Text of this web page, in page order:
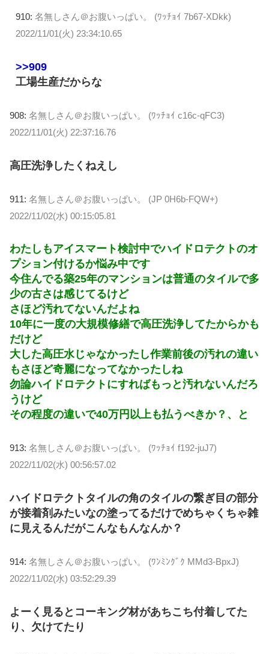
910: 名無しさん＠お腹いっぱい。 (ﾜｯﾁｮｲ 7b67-XDkk)
2022/11/01(火) 23:34:10.65
>>909
工場生産だからな
908: 名無しさん＠お腹いっぱい。 (ﾜｯﾁｮｲ c16c-qFC3)
2022/11/01(火) 22:37:16.76
高圧洗浄したくねえし
911: 名無しさん＠お腹いっぱい。 (JP 0H6b-FQW+)
2022/11/02(水) 00:15:05.81
わたしもアイスマート検討中でハイドロテクトのオ
プション付けるか悩み中です
今住んでる築25年のマンションは普通のタイルで多
少の古さは感じてるけど
さほど汚れてないんだよね
10年に一度の大規模修繕で高圧洗浄してたからかも
だけど
大した高圧水じゃなかったし作業前後の汚れの違い
もさほど奇麗になってなかったしね
勿論ハイドロテクトにすればもっと汚れないんだろ
うけど
その程度の違いで40万円以上も払うべきか？、と
913: 名無しさん＠お腹いっぱい。 (ﾜｯﾁｮｲ f192-juJ7)
2022/11/02(水) 00:56:57.02
ハイドロテクトタイルの角のタイルの繋ぎ目の部分
が接着剤みたいなの塗ってるだけでめちゃくちゃ雑
に見えるんだがこんなもんなんか？
914: 名無しさん＠お腹いっぱい。 (ﾜﾝﾐﾝｸﾞｸ MMd3-BpxJ)
2022/11/02(水) 03:52:29.39
よーく見るとコーキング材があちこち付着してた
り、欠けてたり